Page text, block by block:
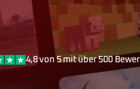
4,8 von 5 mit über 500